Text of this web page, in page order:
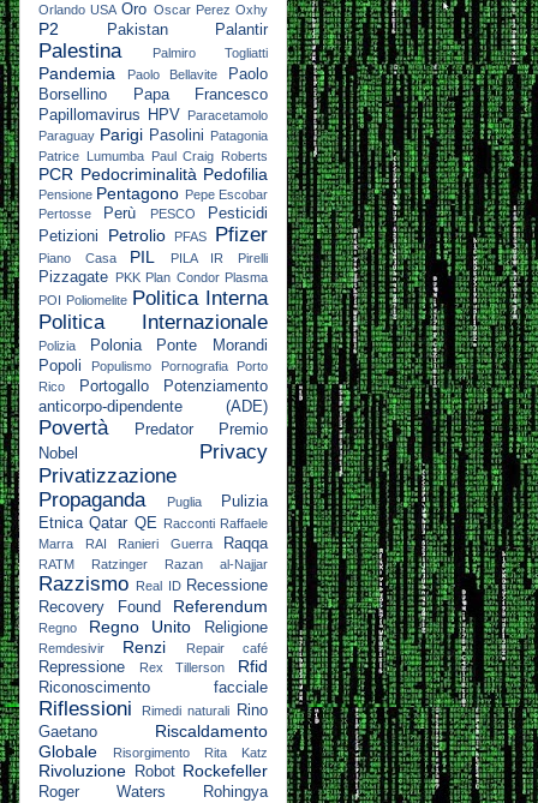
Orlando USA Oro Oscar Perez Oxhy
P2 Pakistan Palantir
Palestina Palmiro Togliatti
Pandemia Paolo Bellavite
Paolo
Borsellino
Papa Francesco
Papillomavirus HPV
Paracetamolo
Paraguay Parigi Pasolini Patagonia
Patrice Lumumba
Paul Craig Roberts
PCR Pedocriminalità Pedofilia
Pensione Pentagono Pepe Escobar
Pertosse
Perù PESCO
Pesticidi
Petizioni
Petrolio PFAS Pfizer
Piano Casa PIL PILA IR Pirelli
Pizzagate PKK Plan Condor Plasma
POI Poliomelite Politica Interna
Politica Internazionale
Polizia Polonia
Ponte Morandi
Popoli
Populismo Pornografia
Porto
Rico
Portogallo
Potenziamento
anticorpo-dipendente (ADE)
Povertà Predator
Premio
Nobel
Privacy
Privatizzazione
Propaganda
Puglia
Pulizia
Etnica Qatar QE Racconti Raffaele
Marra
RAI Ranieri Guerra Raqqa
RATM Ratzinger Razan al-Najjar
Razzismo Real ID Recessione
Recovery Found
Referendum
Regno Regno Unito Religione
Remdesivir Renzi Repair café
Repressione Rex Tillerson Rfid
Riconoscimento facciale
Riflessioni Rimedi naturali
Rino
Gaetano
Riscaldamento
Globale
Risorgimento Rita Katz
Rivoluzione Robot Rockefeller
Roger Waters
Rohingya